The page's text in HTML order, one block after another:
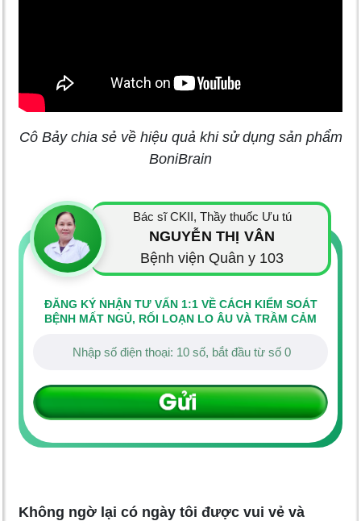
Cô Bảy chia sẻ về hiệu quả khi sử dụng sản phẩm
BoniBrain
Bác sĩ CKII, Thầy thuốc Ưu tú
NGUYỄN THỊ VÂN
Bệnh viện Quân y 103
ĐĂNG KÝ NHẬN TƯ VẤN 1:1 VỀ CÁCH KIỂM SOÁT
BỆNH MẤT NGỦ, RỐI LOẠN LO ÂU VÀ TRẦM CẢM
Không ngờ lại có ngày tôi được vui vẻ và